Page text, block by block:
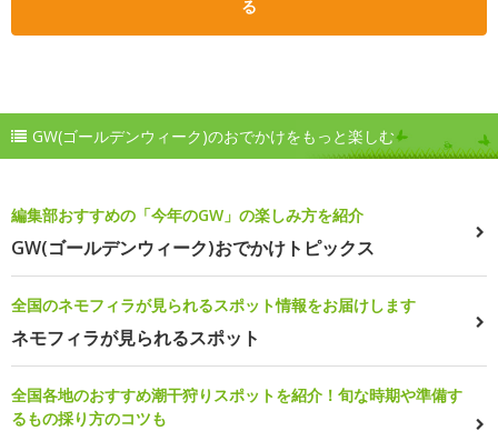
る
GW(ゴールデンウィーク)のおでかけをもっと楽しむ
編集部おすすめの「今年のGW」の楽しみ方を紹介
GW(ゴールデンウィーク)おでかけトピックス
全国のネモフィラが見られるスポット情報をお届けします
ネモフィラが見られるスポット
全国各地のおすすめ潮干狩りスポットを紹介！旬な時期や準備す
るもの採り方のコツも